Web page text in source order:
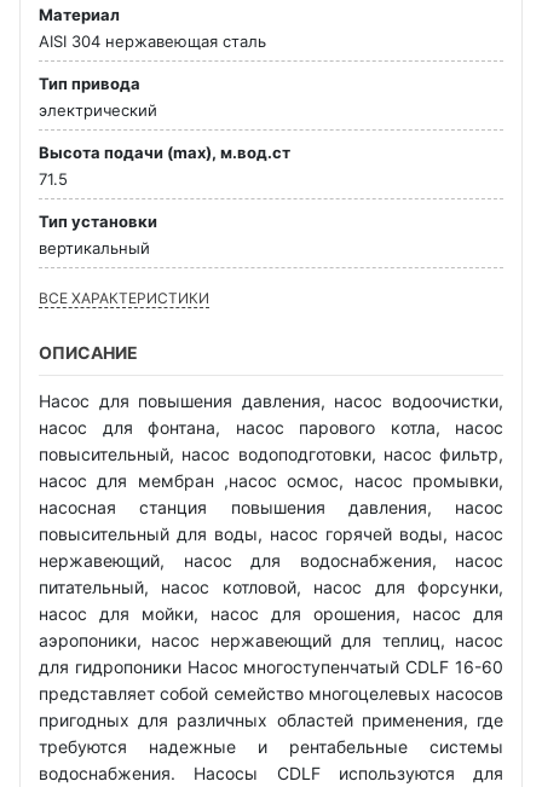
Материал
AISI 304 нержавеющая сталь
Тип привода
электрический
Высота подачи (max), м.вод.ст
71.5
Тип установки
вертикальный
ВСЕ ХАРАКТЕРИСТИКИ
ОПИСАНИЕ
Насос для повышения давления, насос водоочистки,
насос для фонтана, насос парового котла, насос
повысительный, насос водоподготовки, насос фильтр,
насос для мембран ,насос осмос, насос промывки,
насосная станция повышения давления, насос
повысительный для воды, насос горячей воды, насос
нержавеющий, насос для водоснабжения, насос
питательный, насос котловой, насос для форсунки,
насос для мойки, насос для орошения, насос для
аэропоники, насос нержавеющий для теплиц, насос
для гидропоники Насос многоступенчатый CDLF 16-60
представляет собой семейство многоцелевых насосов
пригодных для различных областей применения, где
требуются надежные и рентабельные системы
водоснабжения. Насосы CDLF используются для